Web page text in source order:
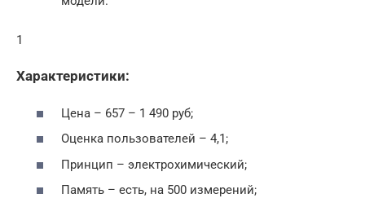
1
Характеристики:
Цена – 657 – 1 490 руб;
Оценка пользователей – 4,1;
Принцип – электрохимический;
Память – есть, на 500 измерений;